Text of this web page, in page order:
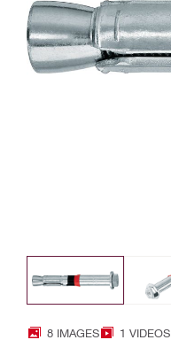
8 IMAGES 1 VIDEOS